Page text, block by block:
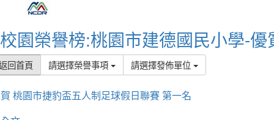
校園榮譽榜:桃園市建德國民小學-優
回首頁 請選擇榮譽事項 請選擇發佈單位
桃園市捷豹盃五人制足球假日聯賽 第一名